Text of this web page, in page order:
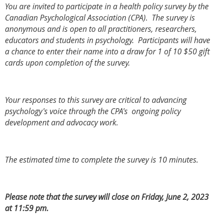
You are invited to participate in a health policy survey by the
Canadian Psychological Association (CPA). The survey is
anonymous and is open to all practitioners, researchers,
educators and students in psychology. Participants will have
a chance to enter their name into a draw for 1 of 10 $50 gift
cards upon completion of the survey.
Your responses to this survey are critical to advancing
psychology's voice through the CPA's ongoing policy
development and advocacy work.
The estimated time to complete the survey is 10 minutes.
Please note that the survey will close on Friday, June 2, 2023
at 11:59 pm.